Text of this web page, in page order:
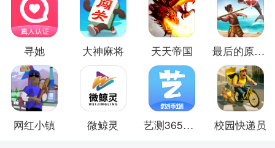
寻她 大神麻将 天天帝国 最后的原始人
网红小镇 微鲸灵 艺测365教师 校园快递员